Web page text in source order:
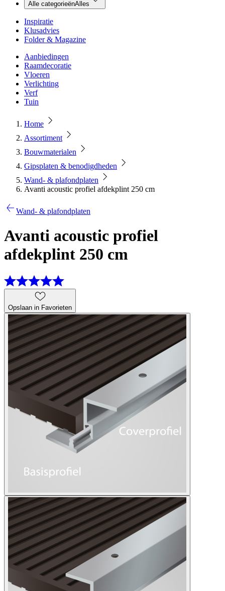
Alle categorieënAlles
Inspiratie
Klusadvies
Folder & Magazine
Aanbiedingen
Raamdecoratie
Vloeren
Verlichting
Verf
Tuin
Home
Assortiment
Bouwmaterialen
Gipsplaten & benodigdheden
Wand- & plafondplaten
Avanti acoustic profiel afdekplint 250 cm
Wand- & plafondplaten
Avanti acoustic profiel
afdekplint 250 cm
Opslaan in Favorieten